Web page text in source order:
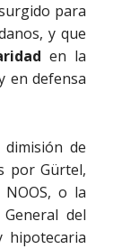
para
y que
en la
en defensa
de
por Gürtel,
o la
del
hipotecaria